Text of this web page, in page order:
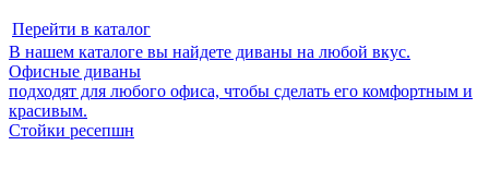
Перейти в каталог
В нашем каталоге вы найдете диваны на любой вкус.
Офисные диваны
подходят для любого офиса, чтобы сделать его комфортным и
красивым.
Стойки ресепшн